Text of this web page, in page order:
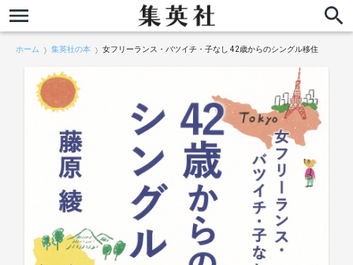
ホーム 集英社の本 女フリーランス・バツイチ・子なし 42歳からのシングル移住